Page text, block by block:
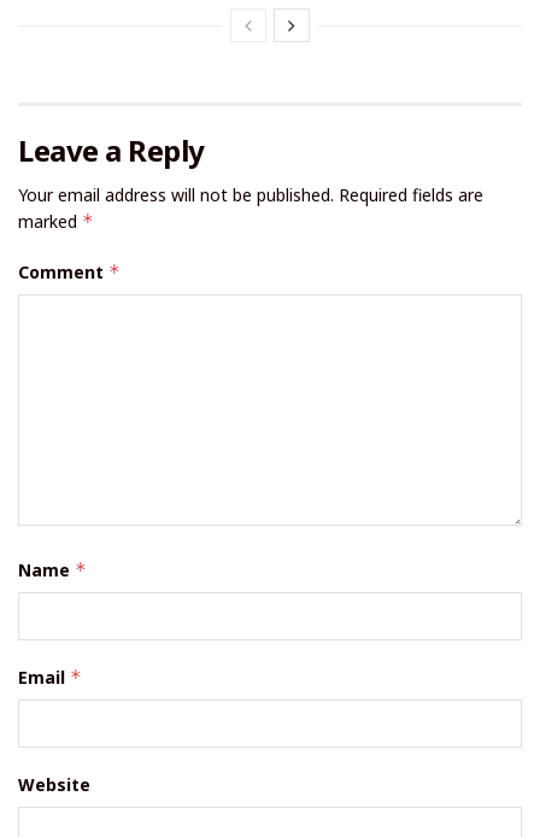
Leave a Reply
Your email address will not be published. Required fields are
marked *
Comment *
Name *
Email *
Website